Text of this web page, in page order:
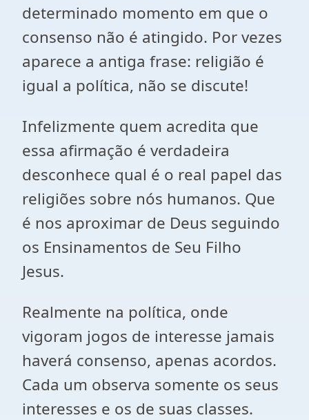
determinado momento em que o
consenso não é atingido. Por vezes
aparece a antiga frase: religião é
igual a política, não se discute!
Infelizmente quem acredita que
essa afirmação é verdadeira
desconhece qual é o real papel das
religiões sobre nós humanos. Que
é nos aproximar de Deus seguindo
os Ensinamentos de Seu Filho
Jesus.
Realmente na política, onde
vigoram jogos de interesse jamais
haverá consenso, apenas acordos.
Cada um observa somente os seus
interesses e os de suas classes.